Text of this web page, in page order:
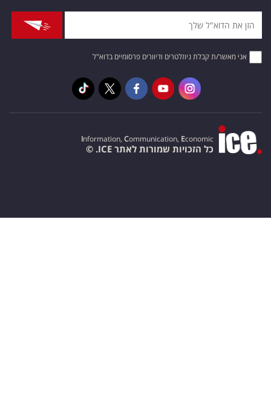
אני מאשר/ת קבלת ניוזלטרים ודיוורים פרסומיים בדוא"ל
Information, Communication, Economic
כל הזכויות שמורות לאתר ICE. ©